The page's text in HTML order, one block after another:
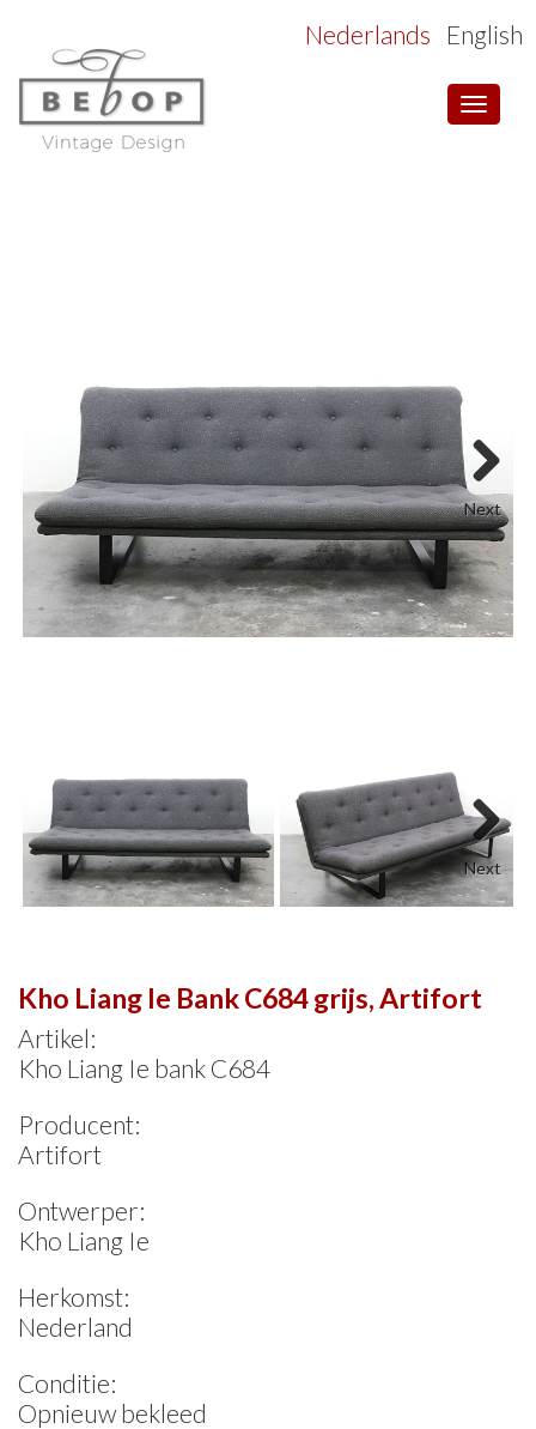
Toggle
Nederlands English
Next
Next
Kho Liang Ie Bank C684 grijs, Artifort
Artikel:
Kho Liang Ie bank C684
Producent:
Artifort
Ontwerper:
Kho Liang Ie
Herkomst:
Nederland
Conditie:
Opnieuw bekleed